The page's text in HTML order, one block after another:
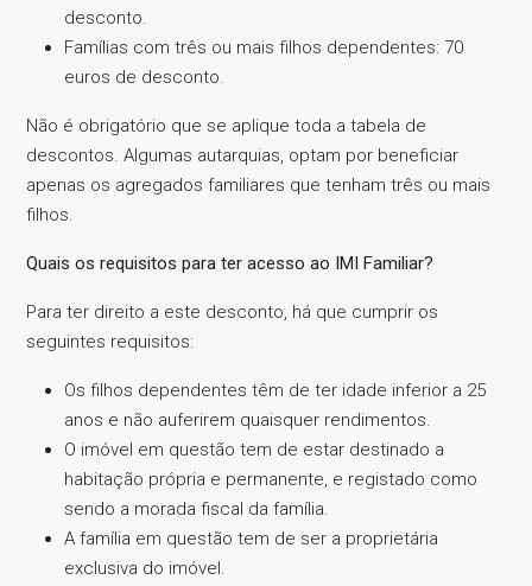
desconto.
Famílias com três ou mais filhos dependentes: 70
euros de desconto.
Não é obrigatório que se aplique toda a tabela de
descontos. Algumas autarquias, optam por beneficiar
apenas os agregados familiares que tenham três ou mais
filhos.
Quais os requisitos para ter acesso ao IMI Familiar?
Para ter direito a este desconto, há que cumprir os
seguintes requisitos:
Os filhos dependentes têm de ter idade inferior a 25
anos e não auferirem quaisquer rendimentos.
O imóvel em questão tem de estar destinado a
habitação própria e permanente, e registado como
sendo a morada fiscal da família.
A família em questão tem de ser a proprietária
exclusiva do imóvel.